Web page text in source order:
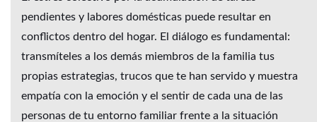
pendientes y labores domésticas puede resultar en
conflictos dentro del hogar. El diálogo es fundamental:
transmíteles a los demás miembros de la familia tus
propias estrategias, trucos que te han servido y muestra
empatía con la emoción y el sentir de cada una de las
personas de tu entorno familiar frente a la situación